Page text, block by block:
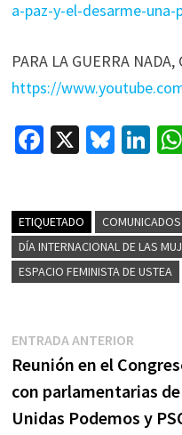
a-paz-y-el-desarme-
PARA LA GUERRA NADA,
https://
Fa
o
o
k
X Bl
ky
Li
dI
n
ETIQUETADO
COMUNICADOS
DÍA INTERNACIONAL DE LAS
ESPACIO FEMINISTA DE USTEA
Navegación
de
entradas
ENTRADA ANTERIOREntrada
Reunión en el
con parlamentarias de
Unidas Podemos y